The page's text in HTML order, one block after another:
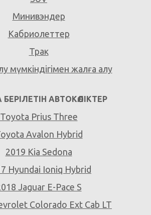
Минивэндер
Кабриолеттер
Трак
мүмкіндігімен жалға алу
АВТОКӨЛІКТЕР
Toyota Prius Three
Avalon Hybrid
2019 Kia Sedona
Hyundai Ioniq Hybrid
Jaguar E-Pace S
Colorado Ext Cab LT